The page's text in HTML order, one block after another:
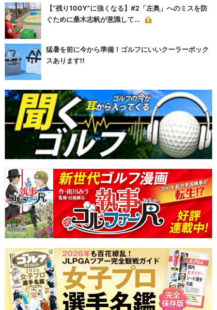
【“残り100Y”に強くなる】#2「左奥」へのミスを防
ぐために桑木志帆が意識して...
猛暑を前に今から準備！ゴルフにいいクーラーボック
スあります!!